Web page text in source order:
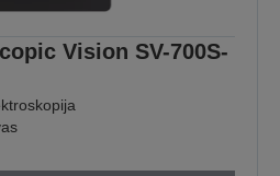
Vision SV-700S-